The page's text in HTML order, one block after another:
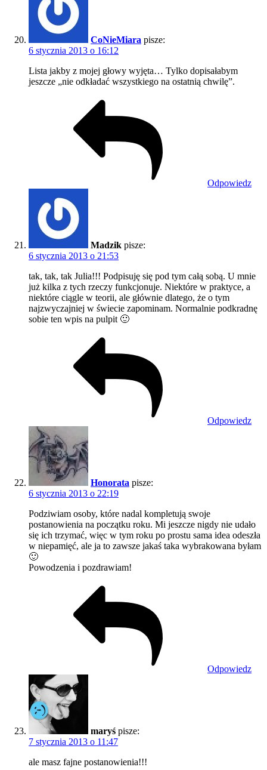
CoNieMiara pisze:
6 stycznia 2013 o 16:12
Lista jakby z mojej głowy wyjęta… Tylko dopisałabym
jeszcze „nie odkładać wszystkiego na ostatnią chwilę”.
Odpowiedz
Madzik pisze:
6 stycznia 2013 o 21:53
tak, tak, tak Julia!!! Podpisuję się pod tym całą sobą. U mnie
już kilka z tych rzeczy funkcjonuje. Niektóre w praktyce, a
niektóre ciągle w teorii, ale głównie dlatego, że o tym
najzwyczajniej w świecie zapominam. Normalnie podkradnę
sobie ten wpis na pulpit 🙂
Odpowiedz
Honorata pisze:
6 stycznia 2013 o 22:19
Podziwiam osoby, które nadal kompletują swoje
postanowienia na początku roku. Mi jeszcze nigdy nie udało
się ich trzymać, więc w tym roku po prostu sama idea odeszła
w niepamięć, ale ja to zawsze jakaś taka wybrakowana byłam
🙂
Powodzenia i pozdrawiam!
Odpowiedz
maryś pisze:
7 stycznia 2013 o 11:47
ale masz fajne postanowienia!!!